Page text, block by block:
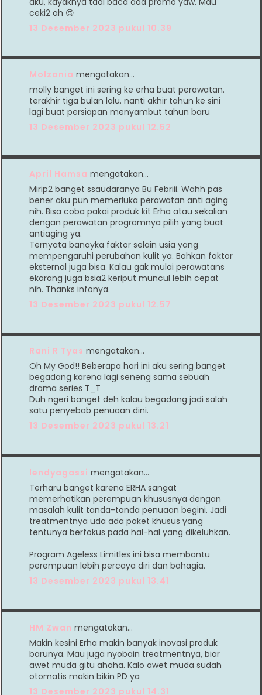
ceki2 ah 😍
13 Desember 2023 pukul 10.39
Molzania mengatakan…
molly banget ini sering ke erha buat perawatan.
terakhir tiga bulan lalu. nanti akhir tahun ke sini
lagi buat persiapan menyambut tahun baru
13 Desember 2023 pukul 12.52
April Hamsa mengatakan…
Mirip2 banget ssaudaranya Bu Febriii. Wahh pas
bener aku pun memerluka perawatan anti aging
nih. Bisa coba pakai produk kit Erha atau sekalian
dengan perawatan programnya pilih yang buat
antiaging ya.
Ternyata banayka faktor selain usia yang
mempengaruhi perubahan kulit ya. Bahkan faktor
eksternal juga bisa. Kalau gak mulai perawatans
ekarang juga bsia2 keriput muncul lebih cepat
nih. Thanks infonya.
13 Desember 2023 pukul 12.57
Rani R Tyas mengatakan…
Oh My God!! Beberapa hari ini aku sering banget
begadang karena lagi seneng sama sebuah
drama series T_T
Duh ngeri banget deh kalau begadang jadi salah
satu penyebab penuaan dini.
13 Desember 2023 pukul 13.21
lendyagassi mengatakan…
Terharu banget karena ERHA sangat
memerhatikan perempuan khususnya dengan
masalah kulit tanda-tanda penuaan begini. Jadi
treatmentnya uda ada paket khusus yang
tentunya berfokus pada hal-hal yang dikeluhkan.
Program Ageless Limitles ini bisa membantu
perempuan lebih percaya diri dan bahagia.
13 Desember 2023 pukul 13.41
HM Zwan mengatakan…
Makin kesini Erha makin banyak inovasi produk
barunya. Mau juga nyobain treatmentnya, biar
awet muda gitu ahaha. Kalo awet muda sudah
otomatis makin bikin PD ya
13 Desember 2023 pukul 14.31